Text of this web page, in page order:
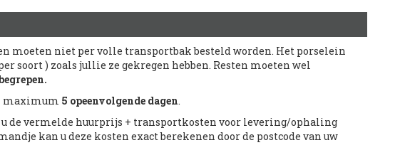
moeten niet per volle transportbak besteld worden. Het porselein
soort ) zoals jullie ze gekregen hebben. Resten moeten wel
maximum 5 opeenvolgende dagen.
de vermelde huurprijs + transportkosten voor levering/ophaling
kan u deze kosten exact berekenen door de postcode van uw